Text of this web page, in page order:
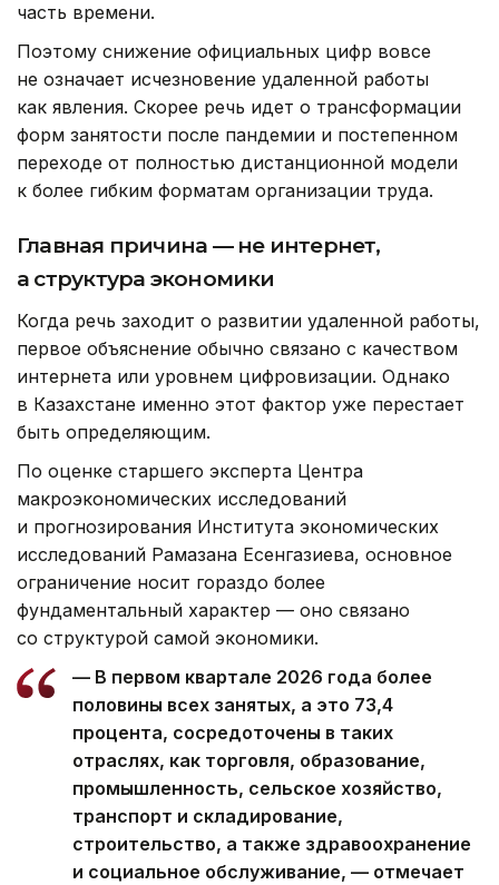
часть времени.
Поэтому снижение официальных цифр вовсе
не означает исчезновение удаленной работы
как явления. Скорее речь идет о трансформации
форм занятости после пандемии и постепенном
переходе от полностью дистанционной модели
к более гибким форматам организации труда.
Главная причина — не интернет,
а структура экономики
Когда речь заходит о развитии удаленной работы,
первое объяснение обычно связано с качеством
интернета или уровнем цифровизации. Однако
в Казахстане именно этот фактор уже перестает
быть определяющим.
По оценке старшего эксперта Центра
макроэкономических исследований
и прогнозирования Института экономических
исследований Рамазана Есенгазиева, основное
ограничение носит гораздо более
фундаментальный характер — оно связано
со структурой самой экономики.
— В первом квартале 2026 года более
половины всех занятых, а это 73,4
процента, сосредоточены в таких
отраслях, как торговля, образование,
промышленность, сельское хозяйство,
транспорт и складирование,
строительство, а также здравоохранение
и социальное обслуживание, — отмечает